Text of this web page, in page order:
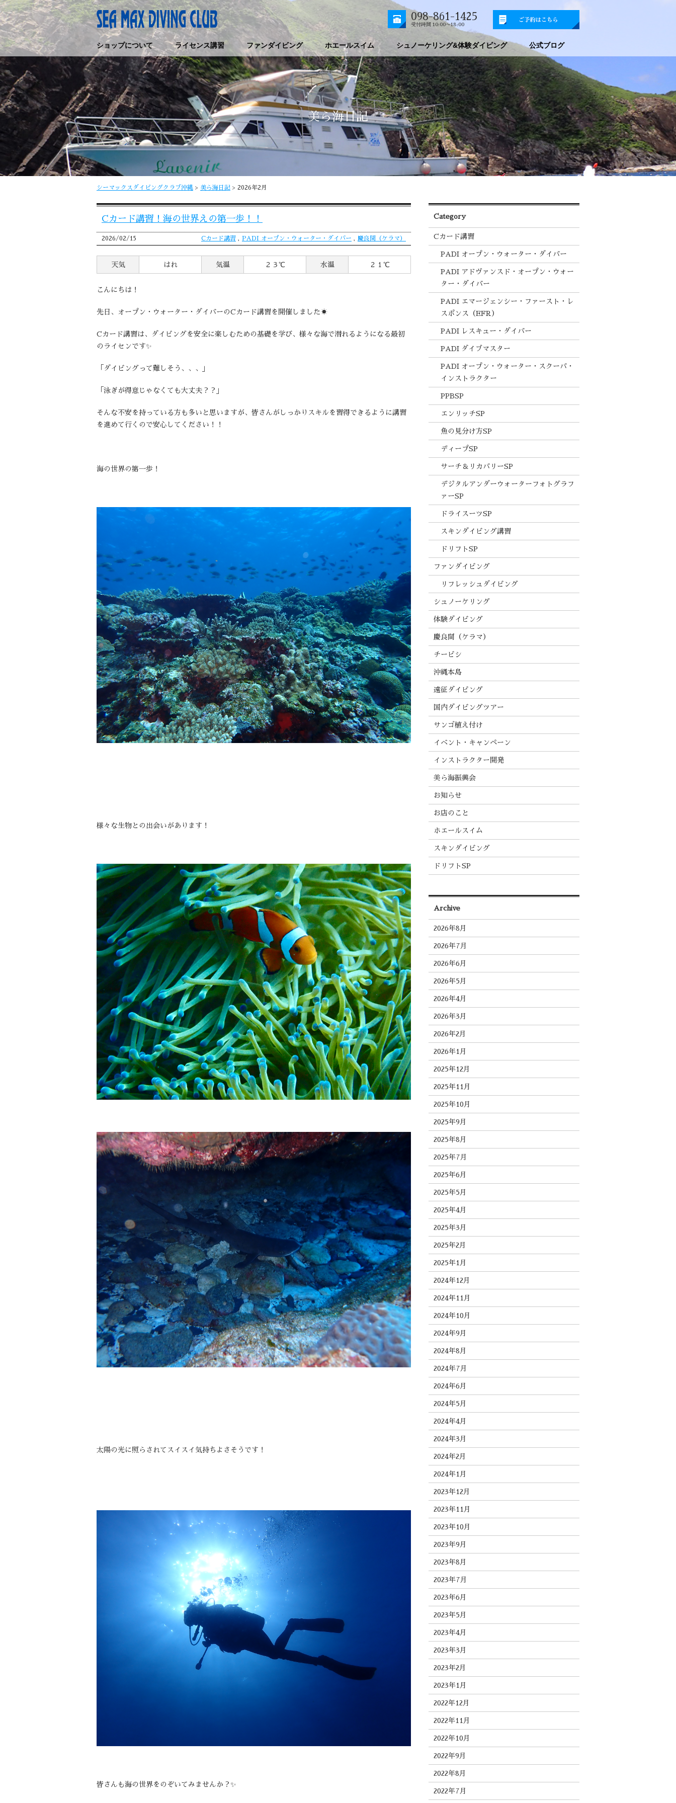
098-861-1425
受付時間 10:00〜18:00
ショップについて ライセンス講習 ファンダイビング ホエールスイム シュノーケリング&体験ダイビング 公式ブログ
美ら海日記
シーマックスダイビングクラブ沖縄 > 美ら海日記 > 2026年2月
Cカード講習！海の世界えの第一歩！！
2026/02/15 Cカード講習 , PADI オープン・ウォーター・ダイバー , 慶良間（ケラマ）
天気 はれ 気温 ２３℃ 水温 ２１℃
こんにちは！
先日、オープン・ウォーター・ダイバーのCカード講習を開催しました☀️
Cカード講習は、ダイビングを安全に楽しむための基礎を学び、様々な海で潜れるようになる最初
のライセンです✨
「ダイビングって難しそう、、、」
「泳ぎが得意じゃなくても大丈夫？？」
そんな不安を持っている方も多いと思いますが、皆さんがしっかりスキルを習得できるように講習
を進めて行くので安心してください！！
海の世界の第一歩！
様々な生物との出会いがあります！
太陽の光に照らされてスイスイ気持ちよさそうです！
皆さんも海の世界をのぞいてみませんか？✨
Category
Cカード講習
PADI オープン・ウォーター・ダイバー
PADI アドヴァンスド・オープン・ウォー
ター・ダイバー
PADI エマージェンシー・ファースト・レ
スポンス（EFR）
PADI レスキュー・ダイバー
PADI ダイブマスター
PADI オープン・ウォーター・スクーバ・
インストラクター
PPBSP
エンリッチSP
魚の見分け方SP
ディープSP
サーチ＆リカバリーSP
デジタルアンダーウォーターフォトグラフ
ァーSP
ドライスーツSP
スキンダイビング講習
ドリフトSP
ファンダイビング
リフレッシュダイビング
シュノーケリング
体験ダイビング
慶良間（ケラマ）
チービシ
沖縄本島
遠征ダイビング
国内ダイビングツアー
サンゴ植え付け
イベント・キャンペーン
インストラクター開発
美ら海振興会
お知らせ
お店のこと
ホエールスイム
スキンダイビング
ドリフトSP
Archive
2026年8月
2026年7月
2026年6月
2026年5月
2026年4月
2026年3月
2026年2月
2026年1月
2025年12月
2025年11月
2025年10月
2025年9月
2025年8月
2025年7月
2025年6月
2025年5月
2025年4月
2025年3月
2025年2月
2025年1月
2024年12月
2024年11月
2024年10月
2024年9月
2024年8月
2024年7月
2024年6月
2024年5月
2024年4月
2024年3月
2024年2月
2024年1月
2023年12月
2023年11月
2023年10月
2023年9月
2023年8月
2023年7月
2023年6月
2023年5月
2023年4月
2023年3月
2023年2月
2023年1月
2022年12月
2022年11月
2022年10月
2022年9月
2022年8月
2022年7月